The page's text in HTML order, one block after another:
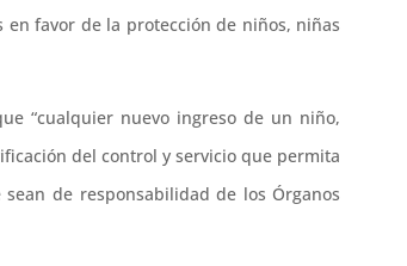
favor de la protección de niños, niñas
“cualquier nuevo ingreso de un niño,
del control y servicio que permita
de responsabilidad de los Órganos